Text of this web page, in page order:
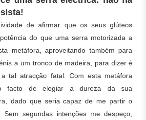
de afirmar que os seus glúteos
do que uma serra motorizada a
metáfora, aproveitando também para
a um tronco de madeira, para dizer é
a tal atracção fatal. Com esta metáfora
facto de elogiar a dureza da sua
dado que seria capaz de me partir o
Sem segundas intenções me despeço,